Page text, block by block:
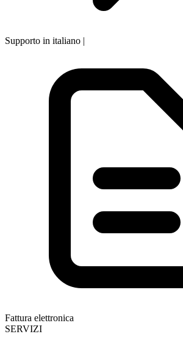
Supporto in italiano |
Fattura elettronica
SERVIZI